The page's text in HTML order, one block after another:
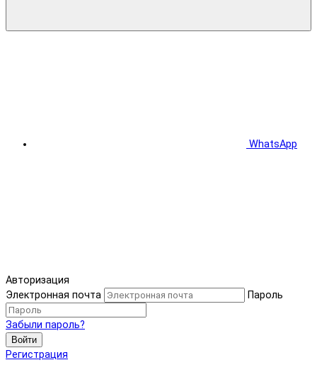
WhatsApp
Авторизация
Электронная почта
Пароль
Забыли пароль?
Войти
Регистрация